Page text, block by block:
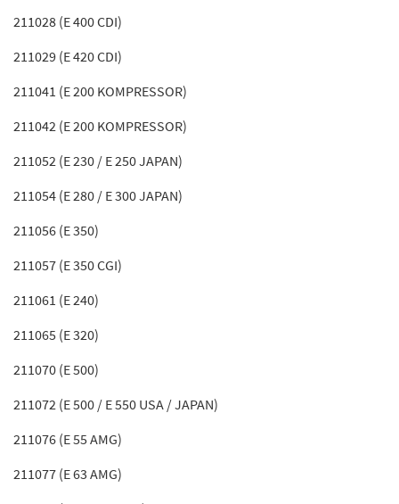
211028 (E 400 CDI)
211029 (E 420 CDI)
211041 (E 200 KOMPRESSOR)
211042 (E 200 KOMPRESSOR)
211052 (E 230 / E 250 JAPAN)
211054 (E 280 / E 300 JAPAN)
211056 (E 350)
211057 (E 350 CGI)
211061 (E 240)
211065 (E 320)
211070 (E 500)
211072 (E 500 / E 550 USA / JAPAN)
211076 (E 55 AMG)
211077 (E 63 AMG)